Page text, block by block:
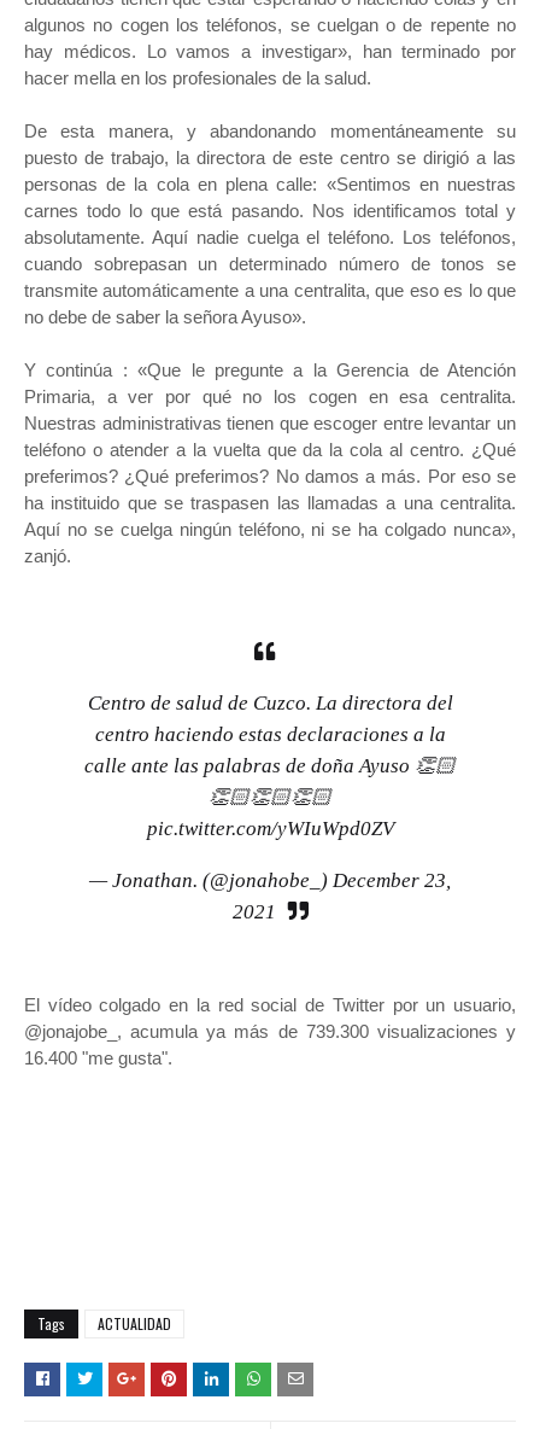
algunos no cogen los teléfonos, se cuelgan o de repente no
hay médicos. Lo vamos a investigar», han terminado por
hacer mella en los profesionales de la salud.
De esta manera, y abandonando momentáneamente su
puesto de trabajo, la directora de este centro se dirigió a las
personas de la cola en plena calle: «Sentimos en nuestras
carnes todo lo que está pasando. Nos identificamos total y
absolutamente. Aquí nadie cuelga el teléfono. Los teléfonos,
cuando sobrepasan un determinado número de tonos se
transmite automáticamente a una centralita, que eso es lo que
no debe de saber la señora Ayuso».
Y continúa : «Que le pregunte a la Gerencia de Atención
Primaria, a ver por qué no los cogen en esa centralita.
Nuestras administrativas tienen que escoger entre levantar un
teléfono o atender a la vuelta que da la cola al centro. ¿Qué
preferimos? ¿Qué preferimos? No damos a más. Por eso se
ha instituido que se traspasen las llamadas a una centralita.
Aquí no se cuelga ningún teléfono, ni se ha colgado nunca»,
zanjó.
Centro de salud de Cuzco. La directora del
centro haciendo estas declaraciones a la
calle ante las palabras de doña Ayuso 👏🏻
👏🏻👏🏻👏🏻
pic.twitter.com/yWIuWpd0ZV
— Jonathan. (@jonahobe_) December 23,
2021
El vídeo colgado en la red social de Twitter por un usuario,
@jonajobe_, acumula ya más de 739.300 visualizaciones y
16.400 "me gusta".
Tags ACTUALIDAD